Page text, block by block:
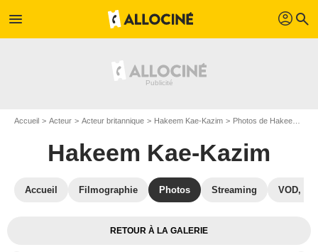
menu profil search
Accueil Acteur Acteur britannique Hakeem Kae-Kazim Photos de Hakeem Kae-Kazim
Hakeem Kae-Kazim
Accueil Filmographie Photos Streaming VOD,
RETOUR À LA GALERIE